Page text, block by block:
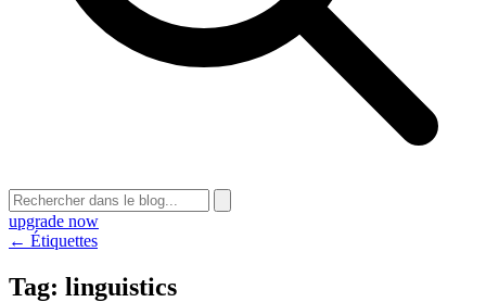
upgrade now
← Étiquettes
Tag: linguistics